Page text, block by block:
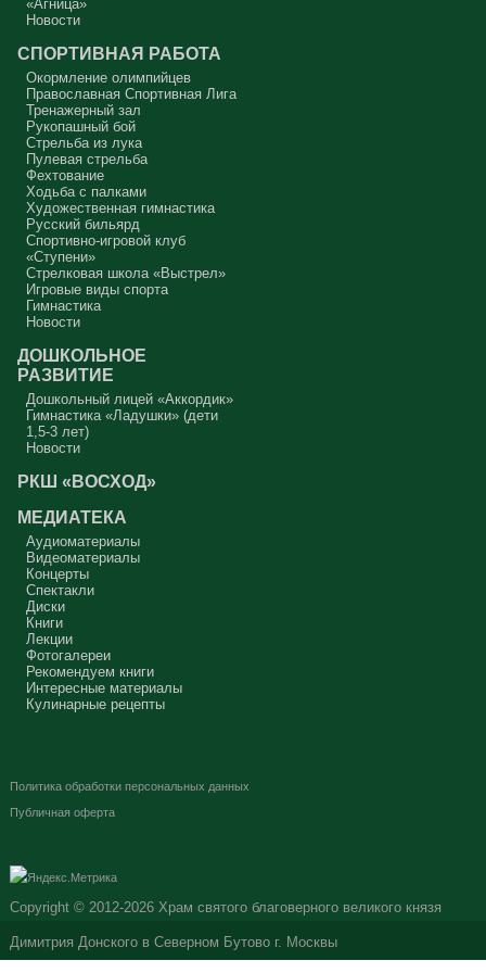
«Агница»
Новости
СПОРТИВНАЯ РАБОТА
Окормление олимпийцев
Православная Спортивная Лига
Тренажерный зал
Рукопашный бой
Стрельба из лука
Пулевая стрельба
Фехтование
Ходьба с палками
Художественная гимнастика
Русский бильярд
Спортивно-игровой клуб
«Ступени»
Стрелковая школа «Выстрел»
Игровые виды спорта
Гимнастика
Новости
ДОШКОЛЬНОЕ
РАЗВИТИЕ
Дошкольный лицей «Аккордик»
Гимнастика «Ладушки» (дети
1,5-3 лет)
Новости
РКШ «ВОСХОД»
МЕДИАТЕКА
Аудиоматериалы
Видеоматериалы
Концерты
Спектакли
Диски
Книги
Лекции
Фотогалереи
Рекомендуем книги
Интересные материалы
Кулинарные рецепты
Политика обработки персональных данных
Публичная оферта
Copyright © 2012-2026 Храм святого благоверного великого князя
Димитрия Донского в Северном Бутово г. Москвы